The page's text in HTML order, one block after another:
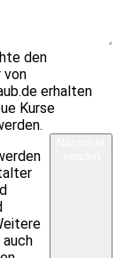
den
erhalten
Kurse